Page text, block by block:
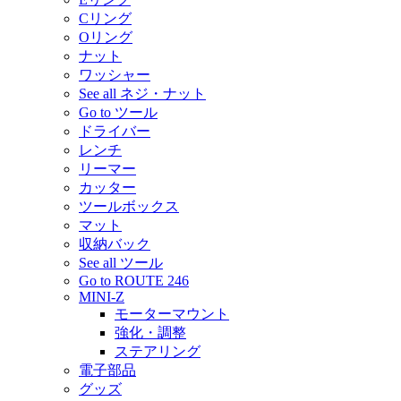
Cリング
Oリング
ナット
ワッシャー
See all ネジ・ナット
Go to ツール
ドライバー
レンチ
リーマー
カッター
ツールボックス
マット
収納バック
See all ツール
Go to ROUTE 246
MINI-Z
モーターマウント
強化・調整
ステアリング
電子部品
グッズ